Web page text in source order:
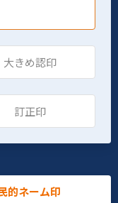
大きめ認印
訂正印
的ネーム印